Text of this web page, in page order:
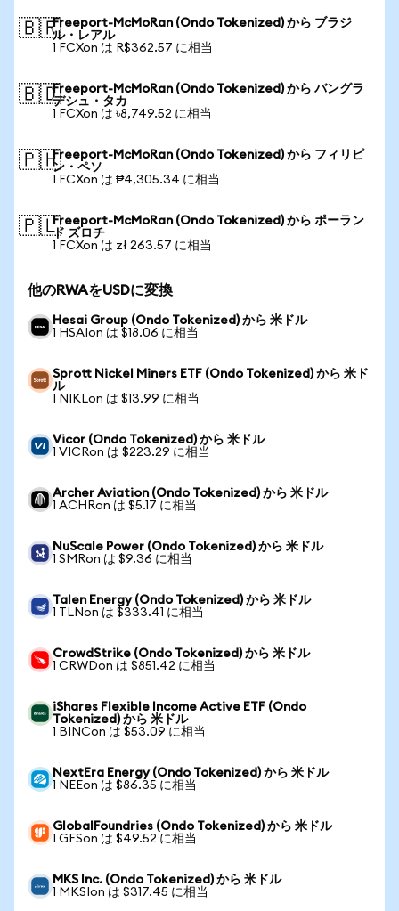
🇧🇷Freeport-McMoRan (Ondo Tokenized) から ブラジ
ル・レアル
1 FCXon は R$362.57 に相当
🇧🇩Freeport-McMoRan (Ondo Tokenized) から バングラ
デシュ・タカ
1 FCXon は ৳8,749.52 に相当
🇵🇭Freeport-McMoRan (Ondo Tokenized) から フィリピ
ン・ペソ
1 FCXon は ₱4,305.34 に相当
🇵🇱Freeport-McMoRan (Ondo Tokenized) から ポーラン
ド ズロチ
1 FCXon は zł 263.57 に相当
他のRWAをUSDに変換
Hesai Group (Ondo Tokenized) から 米ドル
1 HSAIon は $18.06 に相当
Sprott Nickel Miners ETF (Ondo Tokenized) から 米ド
ル
1 NIKLon は $13.99 に相当
Vicor (Ondo Tokenized) から 米ドル
1 VICRon は $223.29 に相当
Archer Aviation (Ondo Tokenized) から 米ドル
1 ACHRon は $5.17 に相当
NuScale Power (Ondo Tokenized) から 米ドル
1 SMRon は $9.36 に相当
Talen Energy (Ondo Tokenized) から 米ドル
1 TLNon は $333.41 に相当
CrowdStrike (Ondo Tokenized) から 米ドル
1 CRWDon は $851.42 に相当
iShares Flexible Income Active ETF (Ondo
Tokenized) から 米ドル
1 BINCon は $53.09 に相当
NextEra Energy (Ondo Tokenized) から 米ドル
1 NEEon は $86.35 に相当
GlobalFoundries (Ondo Tokenized) から 米ドル
1 GFSon は $49.52 に相当
MKS Inc. (Ondo Tokenized) から 米ドル
1 MKSIon は $317.45 に相当